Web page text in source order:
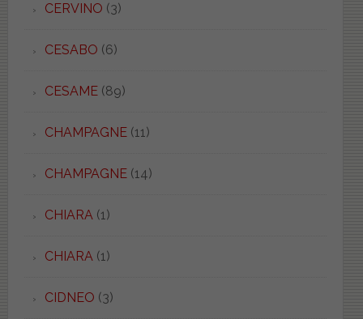
CERVINO (3)
CESABO (6)
CESAME(89)
CHAMPAGNE(11)
CHAMPAGNE(14)
CHIARA (1)
CHIARA (1)
CIDNEO (3)